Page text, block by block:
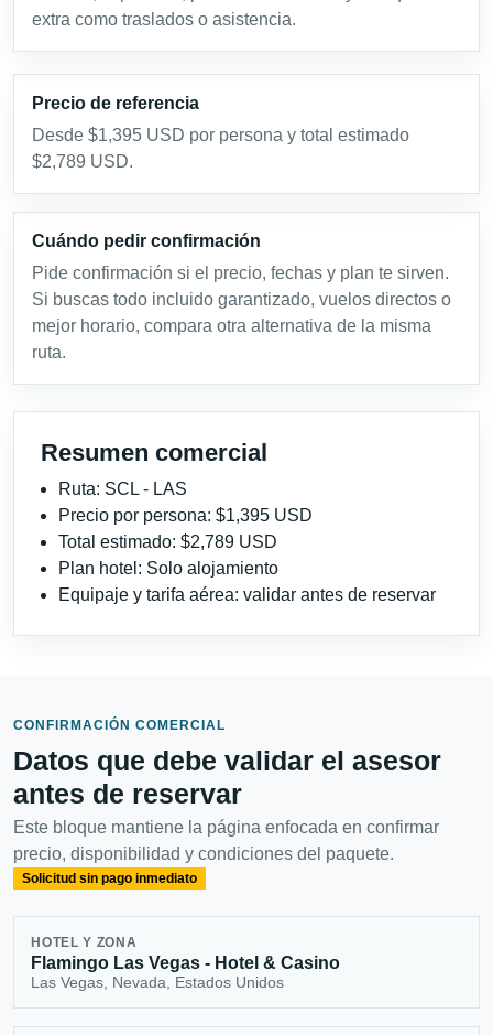
extra como traslados o asistencia.
Precio de referencia
Desde $1,395 USD por persona y total estimado
$2,789 USD.
Cuándo pedir confirmación
Pide confirmación si el precio, fechas y plan te sirven.
Si buscas todo incluido garantizado, vuelos directos o
mejor horario, compara otra alternativa de la misma
ruta.
Resumen comercial
Ruta: SCL - LAS
Precio por persona: $1,395 USD
Total estimado: $2,789 USD
Plan hotel: Solo alojamiento
Equipaje y tarifa aérea: validar antes de reservar
CONFIRMACIÓN COMERCIAL
Datos que debe validar el asesor
antes de reservar
Este bloque mantiene la página enfocada en confirmar
precio, disponibilidad y condiciones del paquete.
Solicitud sin pago inmediato
HOTEL Y ZONA
Flamingo Las Vegas - Hotel & Casino
Las Vegas, Nevada, Estados Unidos